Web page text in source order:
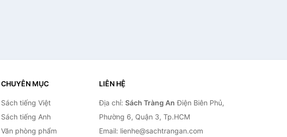
CHUYÊN MỤC
Sách tiếng Việt
Sách tiếng Anh
Văn phòng phẩm
LIÊN HỆ
Địa chỉ: Sách Tràng An Điện Biên Phủ,
Phường 6, Quận 3, Tp.HCM
Email: lienhe@sachtrangan.com